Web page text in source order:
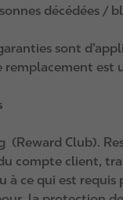
décédées /
sont
remplacement est
(Reward Club).
compte client,
à ce qui est